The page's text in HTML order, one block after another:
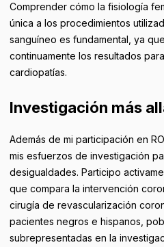
Comprender cómo la fisiología
única a los procedimientos
sanguíneo es fundamental, ya
continuamente los resultados
cardiopatías.
Investigación más
Además de mi participación en
mis esfuerzos de investigación
desigualdades. Participo
que compara la intervención
cirugía de revascularización
pacientes negros e hispanos,
subrepresentadas en la